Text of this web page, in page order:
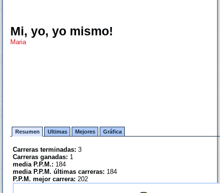
Mi, yo, yo mismo!
Maria
Resumen Ultimas Mejores Gráfica
Carreras terminadas: 3
Carreras ganadas: 1
media P.P.M.: 184
media P.P.M. últimas carreras: 184
P.P.M. mejor carrera: 202